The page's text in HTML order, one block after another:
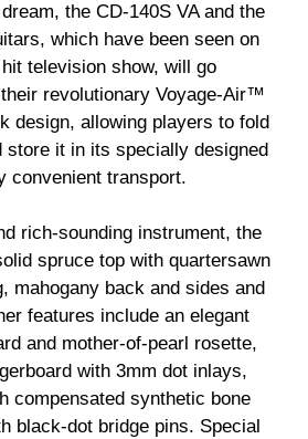
the CD-140S VA and the
which have been seen on
television show, will go
revolutionary Voyage-Air™
design, allowing players to fold
store it in its specially designed
convenient transport.
rich-sounding instrument, the
spruce top with quartersawn
mahogany back and sides and
features include an elegant
and mother-of-pearl rosette,
with 3mm dot inlays,
compensated synthetic bone
black-dot bridge pins. Special